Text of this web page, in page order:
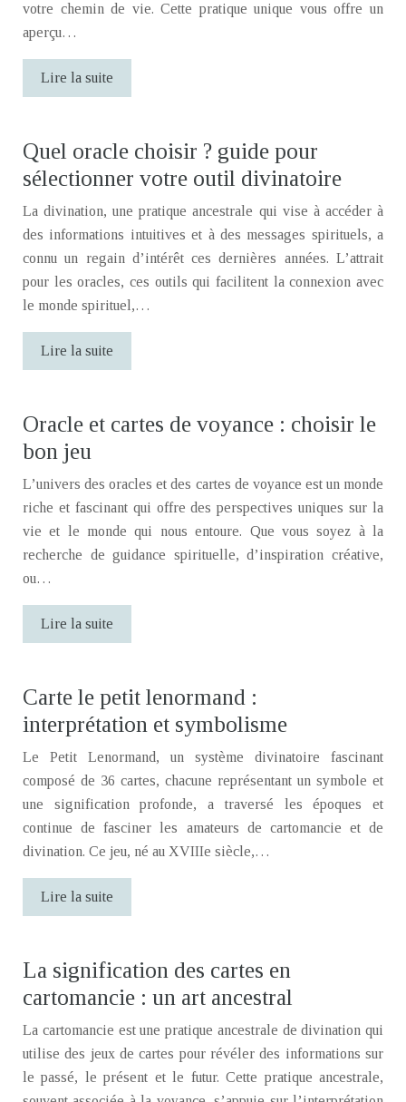
votre chemin de vie. Cette pratique unique vous offre un
aperçu…
Lire la suite
Quel oracle choisir ? guide pour
sélectionner votre outil divinatoire
La divination, une pratique ancestrale qui vise à accéder à
des informations intuitives et à des messages spirituels, a
connu un regain d’intérêt ces dernières années. L’attrait
pour les oracles, ces outils qui facilitent la connexion avec
le monde spirituel,…
Lire la suite
Oracle et cartes de voyance : choisir le
bon jeu
L’univers des oracles et des cartes de voyance est un monde
riche et fascinant qui offre des perspectives uniques sur la
vie et le monde qui nous entoure. Que vous soyez à la
recherche de guidance spirituelle, d’inspiration créative,
ou…
Lire la suite
Carte le petit lenormand :
interprétation et symbolisme
Le Petit Lenormand, un système divinatoire fascinant
composé de 36 cartes, chacune représentant un symbole et
une signification profonde, a traversé les époques et
continue de fasciner les amateurs de cartomancie et de
divination. Ce jeu, né au XVIIIe siècle,…
Lire la suite
La signification des cartes en
cartomancie : un art ancestral
La cartomancie est une pratique ancestrale de divination qui
utilise des jeux de cartes pour révéler des informations sur
le passé, le présent et le futur. Cette pratique ancestrale,